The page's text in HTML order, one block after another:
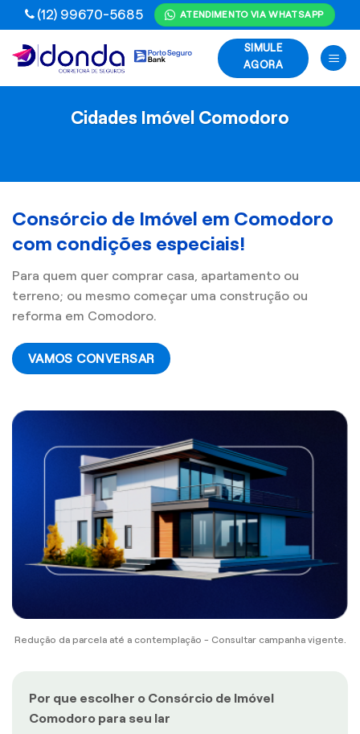
Skip
to
content
(12) 99670-5685 ATENDIMENTO VIA WHATSAPP
SIMULE
AGORA
Cidades Imóvel Comodoro
Consórcio de Imóvel em Comodoro
com condições especiais!
Para quem quer comprar casa, apartamento ou
terreno; ou mesmo começar uma construção ou
reforma em Comodoro.
VAMOS CONVERSAR
Redução da parcela até a contemplação - Consultar campanha vigente.
Por que escolher o Consórcio de Imóvel
Comodoro para seu lar